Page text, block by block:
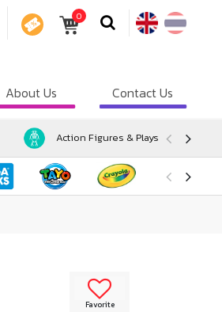
0
About Us Contact Us
Action Figures & Playsets
Favorite